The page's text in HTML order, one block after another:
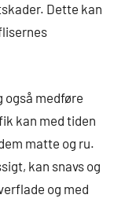
Dette kan
også medføre
kan med tiden
matte og ru.
kan snavs og
og med